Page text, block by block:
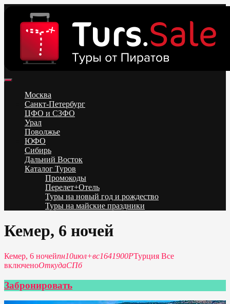
content
Низкие цены на путевки 3-7-10 ночей все включено, отдых на
море. Распродажа экскурсионных и горнолыжных туров.
Обновление каждый день. Официальный сайт Тур Сейл
Москва
Санкт-Петербург
ЦФО и СЗФО
Урал
Поволжье
ЮФО
Сибирь
Дальний Восток
Каталог Туров
Промокоды
Перелет+Отель
Туры на новый год и рождество
Туры на майские праздники
Кемер, 6 ночей
Кемер, 6 ночейпн10июл+вс1641900РТурция Все
включеноОткудаСПб
Забронировать